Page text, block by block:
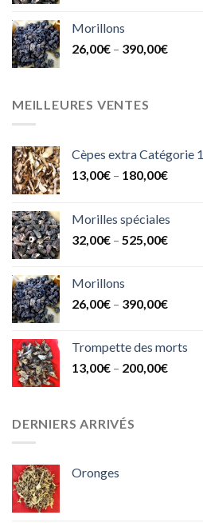
Morillons
26,00€ – 390,00€
MEILLEURES VENTES
Cèpes extra Catégorie 1
13,00€ – 180,00€
Morilles spéciales
32,00€ – 525,00€
Morillons
26,00€ – 390,00€
Trompette des morts
13,00€ – 200,00€
DERNIERS ARRIVÉS
Oronges